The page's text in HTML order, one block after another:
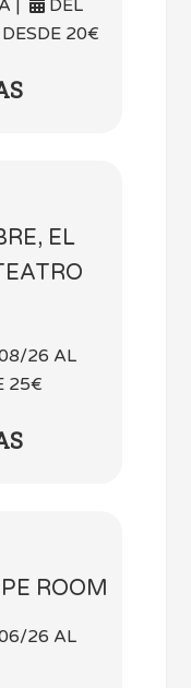
|
DEL
20€
EL
26 AL
25€
ROOM
26 AL